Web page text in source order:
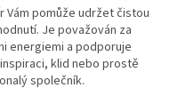
Vám pomůže udržet čistou
Je považován za
energiemi a podporuje
klid nebo prostě
společník.